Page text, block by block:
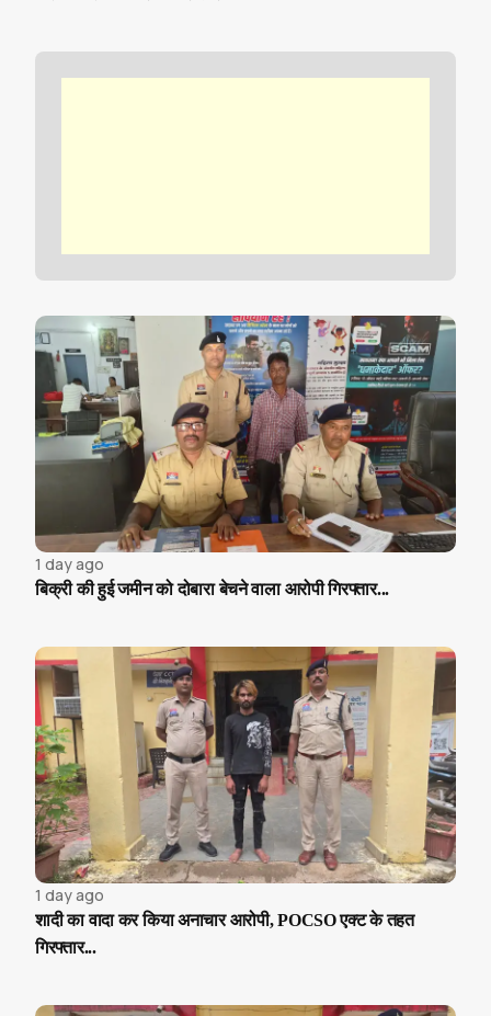
1 day ago
बिक्री की हुई जमीन को दोबारा बेचने वाला आरोपी गिरफ्तार...
1 day ago
शादी का वादा कर किया अनाचार आरोपी, POCSO एक्ट के तहत
गिरफ्तार...